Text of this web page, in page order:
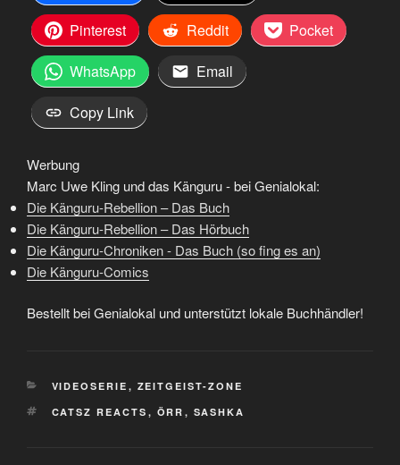
Pinterest
Reddit
Pocket
WhatsApp
Email
Copy Link
Werbung
Marc Uwe Kling und das Känguru - bei Genialokal:
Die Känguru-Rebellion – Das Buch
Die Känguru-Rebellion – Das Hörbuch
Die Känguru-Chroniken - Das Buch (so fing es an)
Die Känguru-Comics
Bestellt bei Genialokal und unterstützt lokale Buchhändler!
KATEGORIEN
VIDEOSERIE , ZEITGEIST-ZONE
SCHLAGWÖRTER
CATSZ REACTS , ÖRR , SASHKA